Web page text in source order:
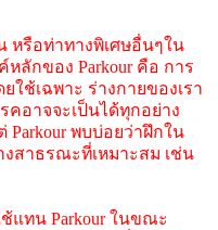
หรือท่าทางพิเศษอื่นๆใน
หลักของ Parkour คือ การ
ช้เฉพาะ ร่างกายของเรา
คอาจจะเป็นได้ทุกอย่าง
พบบ่อยว่าฝึกใน
งสาธรณะที่เหมาะสม เช่น
ช้แทน Parkour ในขณะ